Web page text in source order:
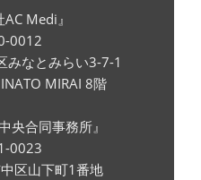
AC Medi』
0012
みなとみらい3-7-1
MIRAI 8階
央合同事務所』
0023
区山下町1番地